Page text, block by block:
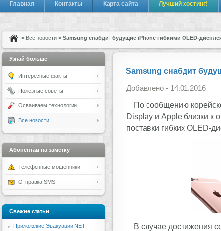
Главная Контакты Карта сайта Лучший хостинг!
> Все новости > Samsung снабдит будущие iPhone гибкими OLED-
Samsung снабдит
Добавлено - 14.01.2016
По сообщению
Display и Apple близки к
поставки гибких OLED-
В случае достижения
Узнай больше
Интересные факты
Полезные советы
Осваиваем технологии
Все новости
Абонентам на заметку
Телефонные мошенники
Отправка SMS
Свежие статьи
Приложение Эвакуации.NET –